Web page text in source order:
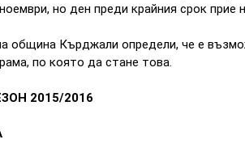
но ден преди крайния срок прие
община Кърджали определи, че е
по която да стане това.
2015/2016